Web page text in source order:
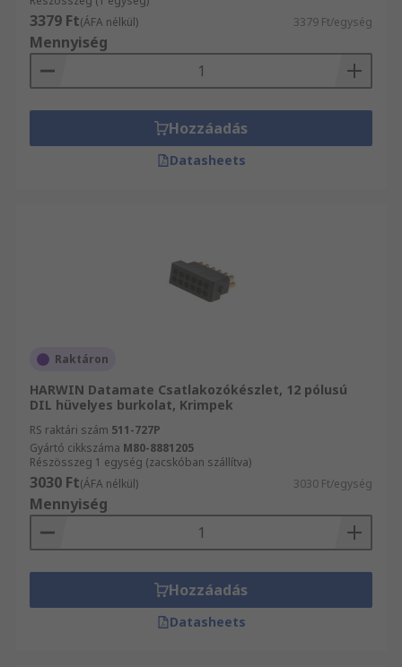
3379 Ft(ÁFA nélkül) 3379 Ft/egység
Mennyiség
Hozzáadás
Datasheets
Raktáron
HARWIN Datamate Csatlakozókészlet, 12 pólusú
DIL hüvelyes burkolat, Krimpek
RS raktári szám 511-727P
Gyártó cikkszáma M80-8881205
Részösszeg 1 egység (zacskóban szállítva)
3030 Ft(ÁFA nélkül) 3030 Ft/egység
Mennyiség
Hozzáadás
Datasheets